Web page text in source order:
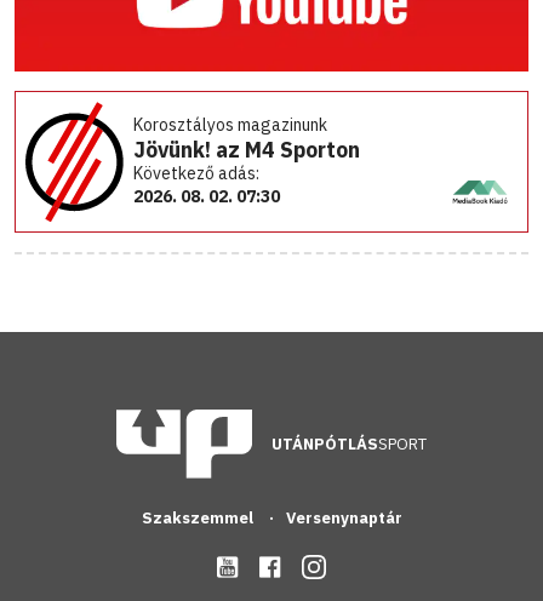
Korosztályos magazinunk
Jövünk! az M4 Sporton
Következő adás:
2026. 08. 02. 07:30
UTÁNPÓTLÁSSPORT
Szakszemmel Versenynaptár